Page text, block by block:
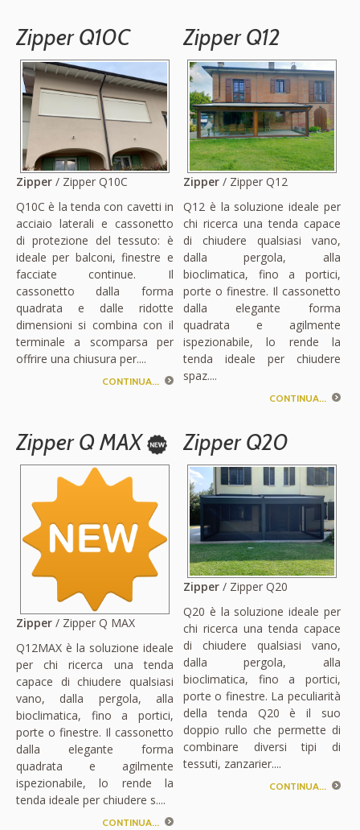
Zipper Q10C
Zipper / Zipper Q10C
Q10C è la tenda con cavetti in
acciaio laterali e cassonetto
di protezione del tessuto: è
ideale per balconi, finestre e
facciate continue. Il
cassonetto dalla forma
quadrata e dalle ridotte
dimensioni si combina con il
terminale a scomparsa per
offrire una chiusura per....
CONTINUA...
Zipper Q12
Zipper/ Zipper Q12
Q12 è la soluzione ideale per
chi ricerca una tenda capace
di chiudere qualsiasi vano,
dalla pergola, alla
bioclimatica, fino a portici,
porte o finestre. Il cassonetto
dalla elegante forma
quadrata e agilmente
ispezionabile, lo rende la
tenda ideale per chiudere
spaz....
CONTINUA...
Zipper Q MAX
Zipper / Zipper Q MAX
Q12MAX è la soluzione ideale
per chi ricerca una tenda
capace di chiudere qualsiasi
vano, dalla pergola, alla
bioclimatica, fino a portici,
porte o finestre. Il cassonetto
dalla elegante forma
quadrata e agilmente
ispezionabile, lo rende la
tenda ideale per chiudere s....
CONTINUA...
Zipper Q20
Zipper/ Zipper Q20
Q20 è la soluzione ideale per
chi ricerca una tenda capace
di chiudere qualsiasi vano,
dalla pergola, alla
bioclimatica, fino a portici,
porte o finestre. La peculiarità
della tenda Q20 è il suo
doppio rullo che permette di
combinare diversi tipi di
tessuti, zanzarier....
CONTINUA...